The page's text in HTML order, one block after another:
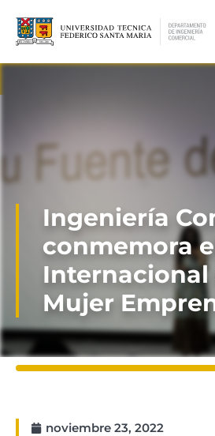
Ingeniería
conmemora
Internacional
Mujer
noviembre 23, 2022